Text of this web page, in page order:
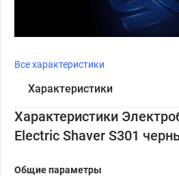
Все характеристики
Характеристики
Характеристики
Electric Shaver S301
Общие параметры